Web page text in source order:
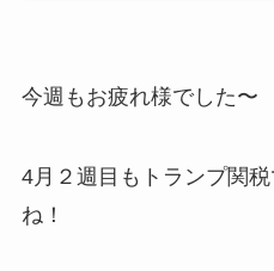
今週もお疲れ様でした〜
4月２週目もトランプ関
ね！